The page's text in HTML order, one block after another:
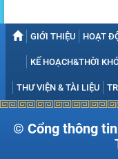
GIỚI THIỆU HOẠT
KẾ HOẠCH&THỜI
THƯ VIỆN & TÀI LIỆU
© Cổng thông